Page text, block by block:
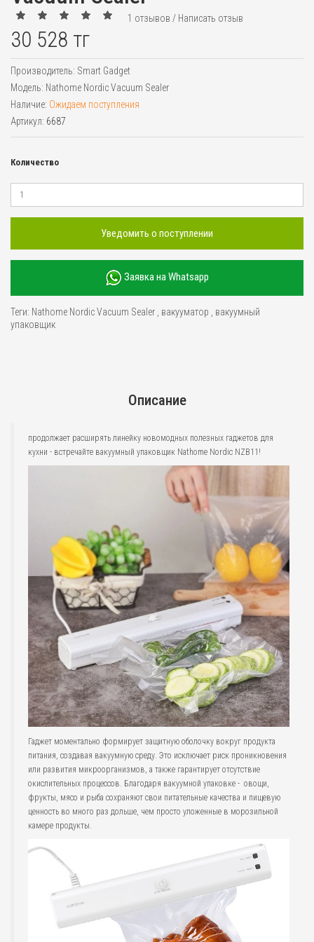
1 отзывов / Написать отзыв
30 528 тг
Производитель: Smart Gadget
Модель: Nathome Nordic Vacuum Sealer
Наличие: Ожидаем поступления
Артикул: 6687
Количество
Уведомить о поступлении
Заявка на Whatsapp
Теги: Nathome Nordic Vacuum Sealer вакууматор
вакуумный
упаковщик
Описание
продолжает расширять линейку новомодных полезных гаджетов для
кухни - встречайте вакуумный упаковщик Nathome Nordic NZB11!
Гаджет моментально формирует защитную оболочку вокруг продукта
питания, создавая вакуумную среду. Это исключает риск проникновения
или развития микроорганизмов, а также гарантирует отсутствие
окислительных процессов. Благодаря вакуумной упаковке - овощи,
фрукты, мясо и рыба сохраняют свои питательные качества и пищевую
ценность во много раз дольше, чем просто уложенные в морозильной
камере продукты.